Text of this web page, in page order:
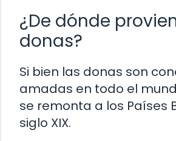
¿De dónde
donas?
Si bien las donas son
amadas en todo el
se remonta a los Países
siglo XIX.